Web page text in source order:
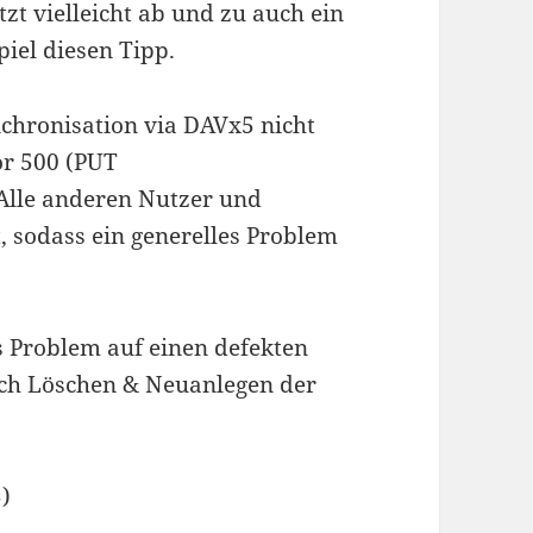
vielleicht ab und zu auch ein
diesen Tipp.
via DAVx5 nicht
500 (PUT
anderen Nutzer und
ein generelles Problem
auf einen defekten
Löschen & Neuanlegen der